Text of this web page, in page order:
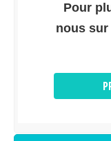
Pour
nous sur